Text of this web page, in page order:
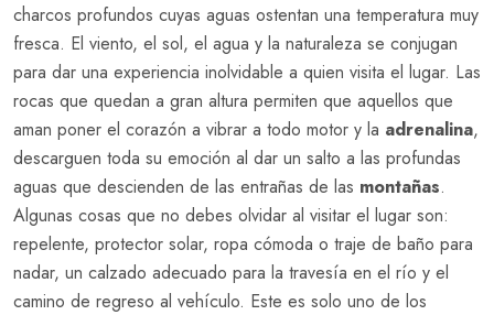
charcos profundos cuyas aguas ostentan una temperatura muy
fresca. El viento, el sol, el agua y la naturaleza se conjugan
para dar una experiencia inolvidable a quien visita el lugar. Las
rocas que quedan a gran altura permiten que aquellos que
aman poner el corazón a vibrar a todo motor y la adrenalina,
descarguen toda su emoción al dar un salto a las profundas
aguas que descienden de las entrañas de las montañas.
Algunas cosas que no debes olvidar al visitar el lugar son:
repelente, protector solar, ropa cómoda o traje de baño para
nadar, un calzado adecuado para la travesía en el río y el
camino de regreso al vehículo. Este es solo uno de los